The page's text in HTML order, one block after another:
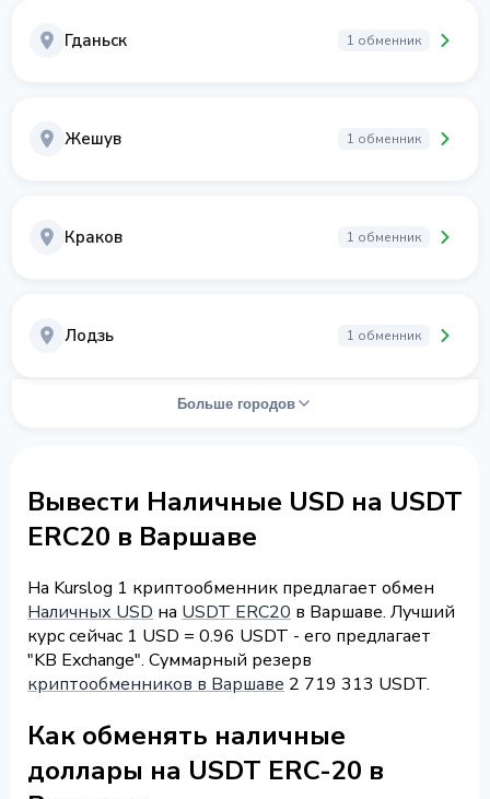
Гданьск 1 обменник
Жешув 1 обменник
Краков 1 обменник
Лодзь 1 обменник
Больше городов
Вывести Наличные USD на USDT
ERC20 в Варшаве
На Kurslog 1 криптообменник предлагает обмен
Наличных USD на USDT ERC20 в Варшаве. Лучший
курс сейчас 1 USD = 0.96 USDT - его предлагает
"KB Exchange". Суммарный резерв
криптообменников в Варшаве 2 719 313 USDT.
Как обменять наличные
доллары на USDT ERC-20 в